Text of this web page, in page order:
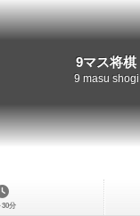
9マス将棋
9 masu shogi
30分